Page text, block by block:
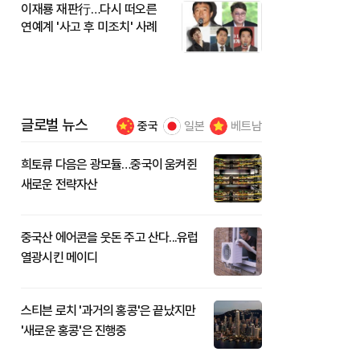
이재룡 재판行…다시 떠오른
연예계 '사고 후 미조치' 사례
글로벌 뉴스 중국 일본 베트남
희토류 다음은 광모듈…중국이 움켜쥔
새로운 전략자산
중국산 에어콘을 웃돈 주고 산다...유럽
열광시킨 메이디
스티븐 로치 '과거의 홍콩'은 끝났지만
'새로운 홍콩'은 진행중